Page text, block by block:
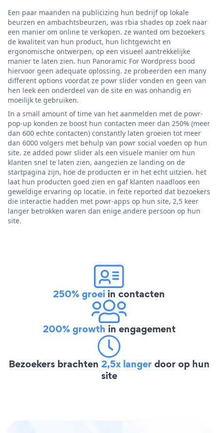
Een paar maanden na publicizing hun bedrijf op lokale
beurzen en ambachtsbeurzen, was rbia shades op zoek naar
een manier om online te verkopen. ze wanted om bezoekers
de kwaliteit van hun product, hun lichtgewicht en
ergonomische ontwerpen, op een visueel aantrekkelijke
manier te laten zien. hun Panoramic For Wordpress bood
hiervoor geen adequate oplossing. ze probeerden een many
different options voordat ze powr slider vonden en geen van
hen leek een onderdeel van de site en was onhandig en
moeilijk te gebruiken.
In a small amount of time van het aanmelden met de powr-
pop-up konden ze boost hun contacten meer dan 250% (meer
dan 600 echte contacten) constantly laten groeien tot meer
dan 6000 volgers met behulp van powr social voeden op hun
site. ze added powr slider als een visuele manier om hun
klanten snel te laten zien, aangezien ze landing on de
startpagina zijn, hoe de producten er in het echt uitzien. het
laat hun producten goed zien en gaf klanten naadloos een
geweldige ervaring op locatie. in feite reported dat bezoekers
die interactie hadden met powr-apps op hun site, 2,5 keer
langer betrokken waren dan enige andere persoon op hun
site.
250% groei in contacten
200% growth in engagement
Bezoekers brachten 2,5x langerdoor op hun
site